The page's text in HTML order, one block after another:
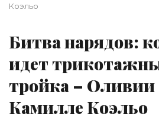
Коэльо
Битва нарядов:
идет
тройка –
Камилле Коэльо